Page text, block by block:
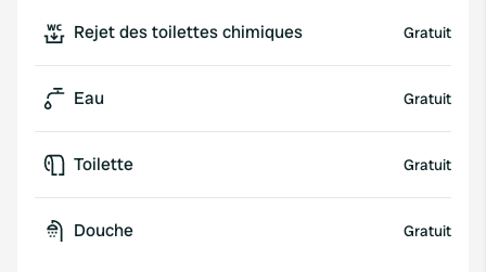
Rejet des toilettes chimiques Gratuit
Eau Gratuit
Toilette Gratuit
Douche Gratuit